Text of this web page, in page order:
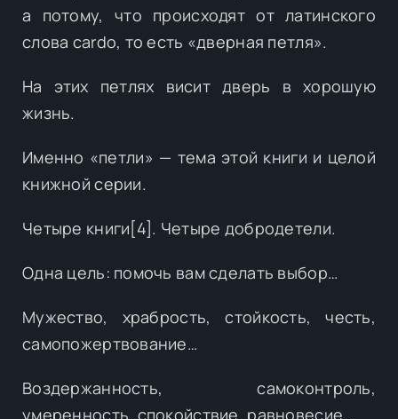
а потому, что происходят от латинского
слова cardo, то есть «дверная петля».
На этих петлях висит дверь в хорошую
жизнь.
Именно «петли» — тема этой книги и целой
книжной серии.
Четыре книги[4]. Четыре добродетели.
Одна цель: помочь вам сделать выбор…
Мужество, храбрость, стойкость, честь,
самопожертвование…
Воздержанность, самоконтроль,
умеренность, спокойствие, равновесие…